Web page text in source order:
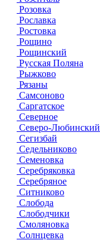
Розовка
Рославка
Ростовка
Рощино
Рощинский
Русская Поляна
Рыжково
Рязаны
Самсоново
Саргатское
Северное
Северо-Любинский
Сегизбай
Седельниково
Семеновка
Серебряковка
Серебряное
Ситниково
Слобода
Слободчики
Смоляновка
Солнцевка